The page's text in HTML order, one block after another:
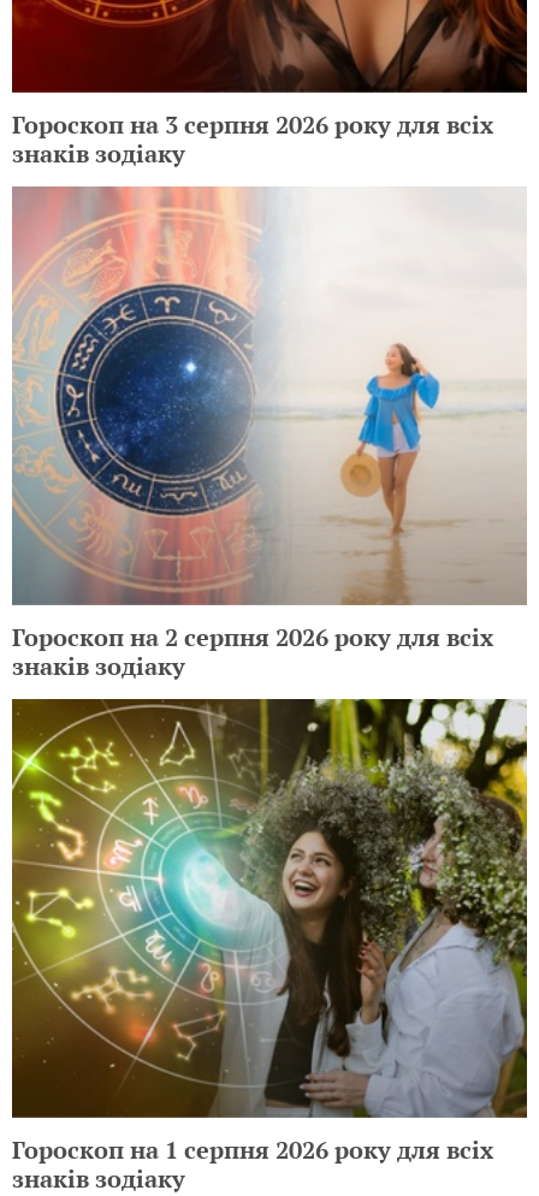
Гороскоп на 3 серпня 2026 року для всіх
знаків зодіаку
Гороскоп на 2 серпня 2026 року для всіх
знаків зодіаку
Гороскоп на 1 серпня 2026 року для всіх
знаків зодіаку